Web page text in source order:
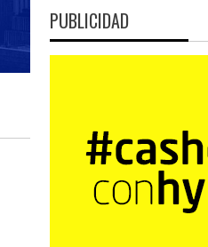
PUBLICIDAD